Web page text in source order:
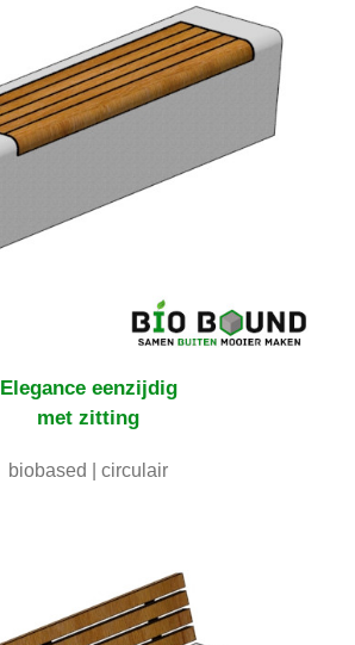
Elegance eenzijdig
met zitting
biobased | circulair